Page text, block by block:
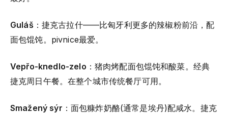
Guláš ：捷克古拉什——比匈牙利更多的辣椒粉前沿，配
面包馄饨。pivnice最爱。
Vepřo-knedlo-zelo ：猪肉烤配面包馄饨和酸菜。经典
捷克周日午餐。在整个城市传统餐厅可用。
Smažený sýr ：面包糠炸奶酪(通常是埃丹)配咸水。捷克